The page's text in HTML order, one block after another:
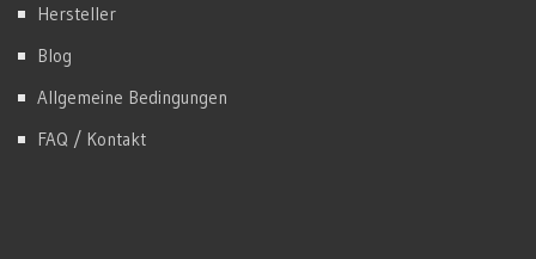
Hersteller
Blog
Allgemeine Bedingungen
FAQ / Kontakt